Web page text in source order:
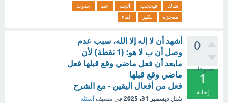
شاك
فيحجب الجنة عند
حدوث
معجزة
تكثير الماء
0
تصويتات
1
إجابة
أشهد أن لا إله إلا الله، سبب عدم
وصل أن ب لا هو: (1 نقطة) لأن
مابعد أن فعل ماضي وقع قبلها فعل
ماضي وقع قبلها
فعل من أفعال اليقين - مع الشرح
سُئل ديسمبر 31، 2025 في تصنيف أسئلة